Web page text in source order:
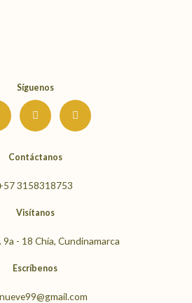
Síguenos
m
F
c
e
o
Y
u
t
Contáctanos
3158318753
Visítanos
9a - 18 Chía, Cundinamarca
Escríbenos